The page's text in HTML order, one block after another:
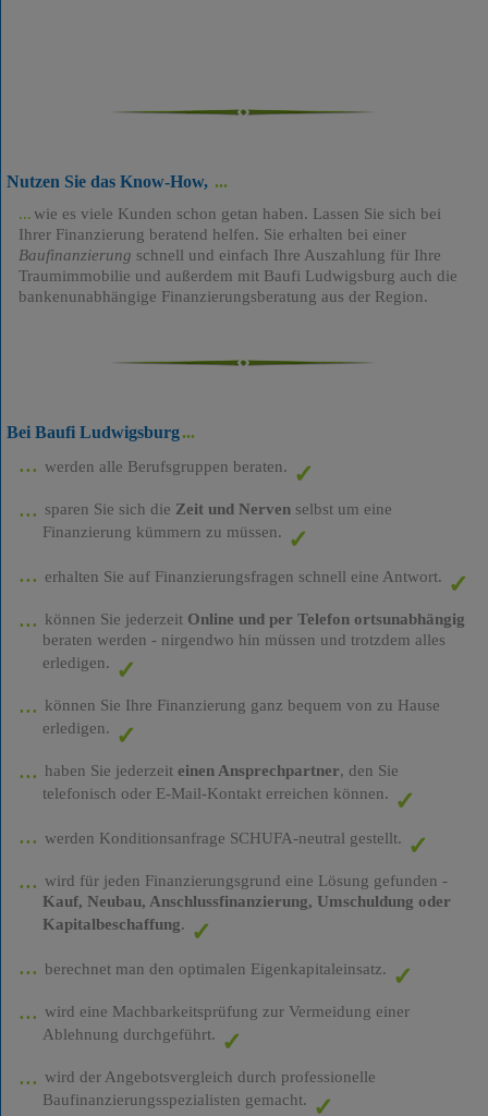
Nutzen Sie das Know-How,
wie es viele Kunden schon getan haben. Lassen Sie sich bei
Ihrer Finanzierung beratend helfen. Sie erhalten bei einer
Baufinanzierung schnell und einfach Ihre Auszahlung für Ihre
Traumimmobilie und außerdem mit Baufi Ludwigsburg auch die
bankenunabhängige Finanzierungsberatung aus der Region.
Bei Baufi Ludwigsburg
werden alle Berufsgruppen beraten.
sparen Sie sich die Zeit und Nervenselbst um eine
Finanzierung kümmern zu müssen.
erhalten Sie auf Finanzierungsfragen schnell eine Antwort.
können Sie jederzeit Online und per Telefon ortsunabhängig
beraten werden - nirgendwo hin müssen und trotzdem alles
erledigen.
können Sie Ihre Finanzierung ganz bequem von zu Hause
erledigen.
haben Sie jederzeit einen Ansprechpartner, den Sie
telefonisch oder E-Mail-Kontakt erreichen können.
werden Konditionsanfrage SCHUFA-neutral gestellt.
wird für jeden Finanzierungsgrund eine Lösung gefunden -
Kauf, Neubau, Anschlussfinanzierung, Umschuldung oder
Kapitalbeschaffung.
berechnet man den optimalen Eigenkapitaleinsatz.
wird eine Machbarkeitsprüfung zur Vermeidung einer
Ablehnung durchgeführt.
wird der Angebotsvergleich durch professionelle
Baufinanzierungsspezialisten gemacht.